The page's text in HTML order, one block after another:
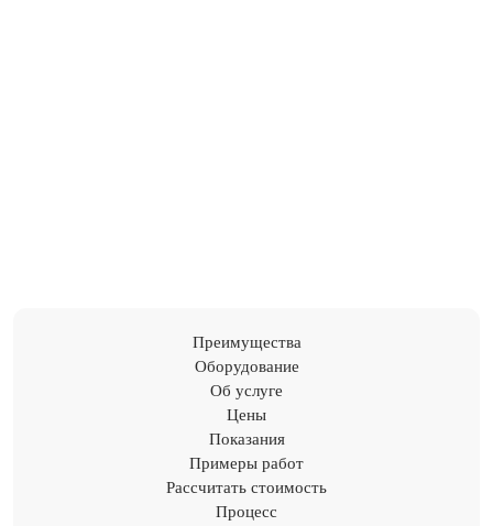
Преимущества
Оборудование
Об услуге
Цены
Показания
Примеры работ
Рассчитать стоимость
Процесс